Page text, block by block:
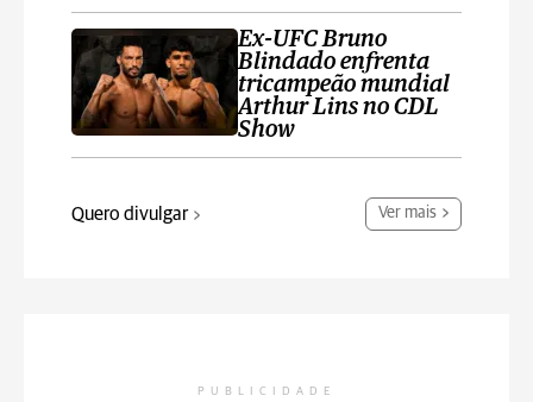
Ex-UFC Bruno
Blindado enfrenta
tricampeão mundial
Arthur Lins no CDL
Show
Quero divulgar Ver mais
PUBLICIDADE